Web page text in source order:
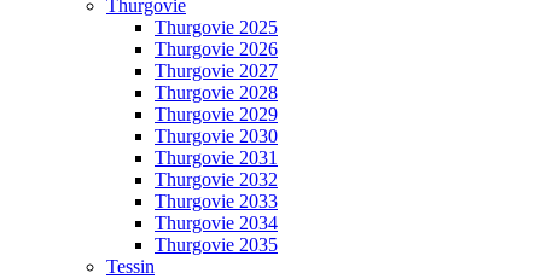
Thurgovie
Thurgovie 2025
Thurgovie 2026
Thurgovie 2027
Thurgovie 2028
Thurgovie 2029
Thurgovie 2030
Thurgovie 2031
Thurgovie 2032
Thurgovie 2033
Thurgovie 2034
Thurgovie 2035
Tessin